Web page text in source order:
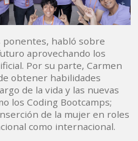
habló sobre
aprovechando los
Por su parte, Carmen
obtener habilidades
de la vida y las nuevas
los Coding Bootcamps;
de la mujer en roles
como internacional.